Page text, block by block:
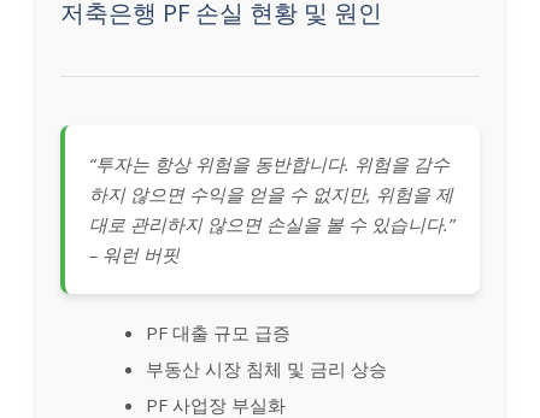
저축은행 PF 손실 현황 및 원인
“투자는 항상 위험을 동반합니다. 위험을 감수
하지 않으면 수익을 얻을 수 없지만, 위험을 제
대로 관리하지 않으면 손실을 볼 수 있습니다.”
– 워런 버핏
PF 대출 규모 급증
부동산 시장 침체 및 금리 상승
PF 사업장 부실화